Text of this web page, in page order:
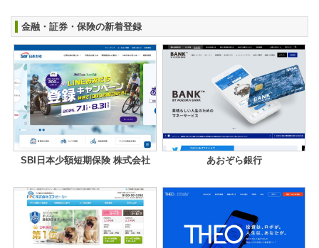
金融・証券・保険の新着登録
SBI日本少額短期保険 株式会社 あおぞら銀行